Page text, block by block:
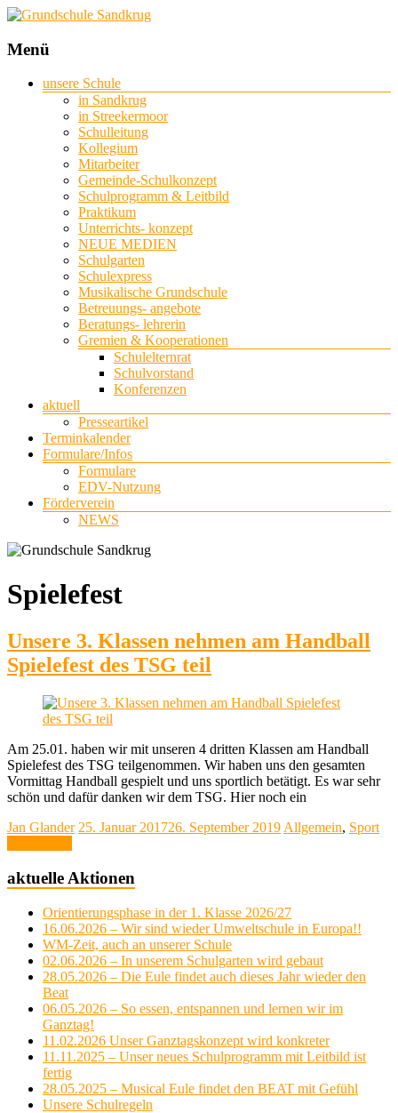
Grundschule
Streekermoor
Menü
unsere Schule
in Sandkrug
in Streekermoor
Schulleitung
Kollegium
Mitarbeiter
Gemeinde-Schulkonzept
Schulprogramm & Leitbild
Praktikum
Unterrichts- konzept
NEUE MEDIEN
Schulgarten
Schulexpress
Musikalische Grundschule
Betreuungs- angebote
Beratungs- lehrerin
Gremien & Kooperationen
Schulelternrat
Schulvorstand
Konferenzen
aktuell
Presseartikel
Terminkalender
Formulare/Infos
Formulare
EDV-Nutzung
Förderverein
NEWS
Spielefest
Unsere 3. Klassen nehmen am Handball
Spielefest des TSG teil
Am 25.01. haben wir mit unseren 4 dritten Klassen am Handball
Spielefest des TSG teilgenommen. Wir haben uns den gesamten
Vormittag Handball gespielt und uns sportlich betätigt. Es war sehr
schön und dafür danken wir dem TSG. Hier noch ein
Jan Glander 25. Januar 201726. September 2019 Allgemein, Sport
aktuelle Aktionen
Orientierungsphase in der 1. Klasse 2026/27
16.06.2026 – Wir sind wieder Umweltschule in Europa!!
WM-Zeit, auch an unserer Schule
02.06.2026 – In unserem Schulgarten wird gebaut
28.05.2026 – Die Eule findet auch dieses Jahr wieder den
Beat
06.05.2026 – So essen, entspannen und lernen wir im
Ganztag!
11.02.2026 Unser Ganztagskonzept wird konkreter
11.11.2025 – Unser neues Schulprogramm mit Leitbild ist
fertig
28.05.2025 – Musical Eule findet den BEAT mit Gefühl
Unsere Schulregeln